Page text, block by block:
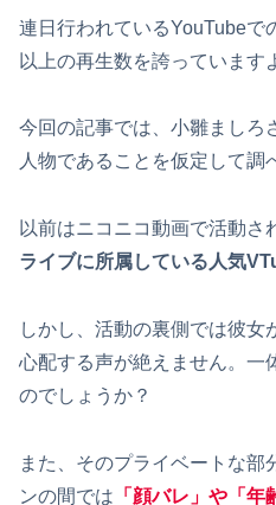
連日行われているYouTubeで
以上の再生数を誇っています
今回の記事では、小雛ましろ
人物であることを仮定して調
以前はニコニコ動画で活動さ
ライブに所属している人気
しかし、活動の裏側では彼女
心配する声が絶えません。一
のでしょうか？
また、そのプライベートな部
ンの間では 「顔バレ」や「年